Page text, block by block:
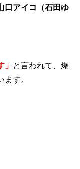
口アイコ（石田ゆ
」
と言われて、爆
す。